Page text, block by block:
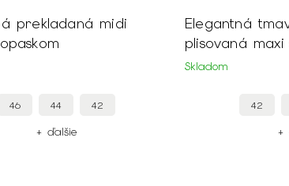
prekladaná midi
46 44 42
+ ďalšie
Elegantná
plisovaná maxi
Skladom
42
+